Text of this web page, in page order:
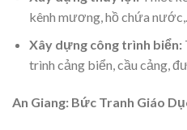
kênh mương, hồ chứa nước,…
Xây dựng công trình biển:
trình cảng biển, cầu cảng,
An Giang: Bức Tranh Giáo